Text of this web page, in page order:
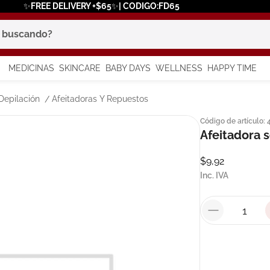
✨FREE DELIVERY +$65✨| CODIGO:FD65
MEDICINAS SKINCARE BABY DAYS WELLNESS HAPPY TIME
Afeitadoras Y Repuestos
Código de artículo:
Afeitadora
$9,92
Inc. IVA
más buscados